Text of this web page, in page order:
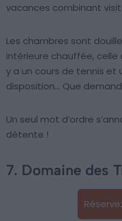
vacances combinant
Les chambres sont
intérieure chauffée, celle
y a un cours de tennis et
disposition… Que
Un seul mot d’ordre
détente !
7. Domaine des